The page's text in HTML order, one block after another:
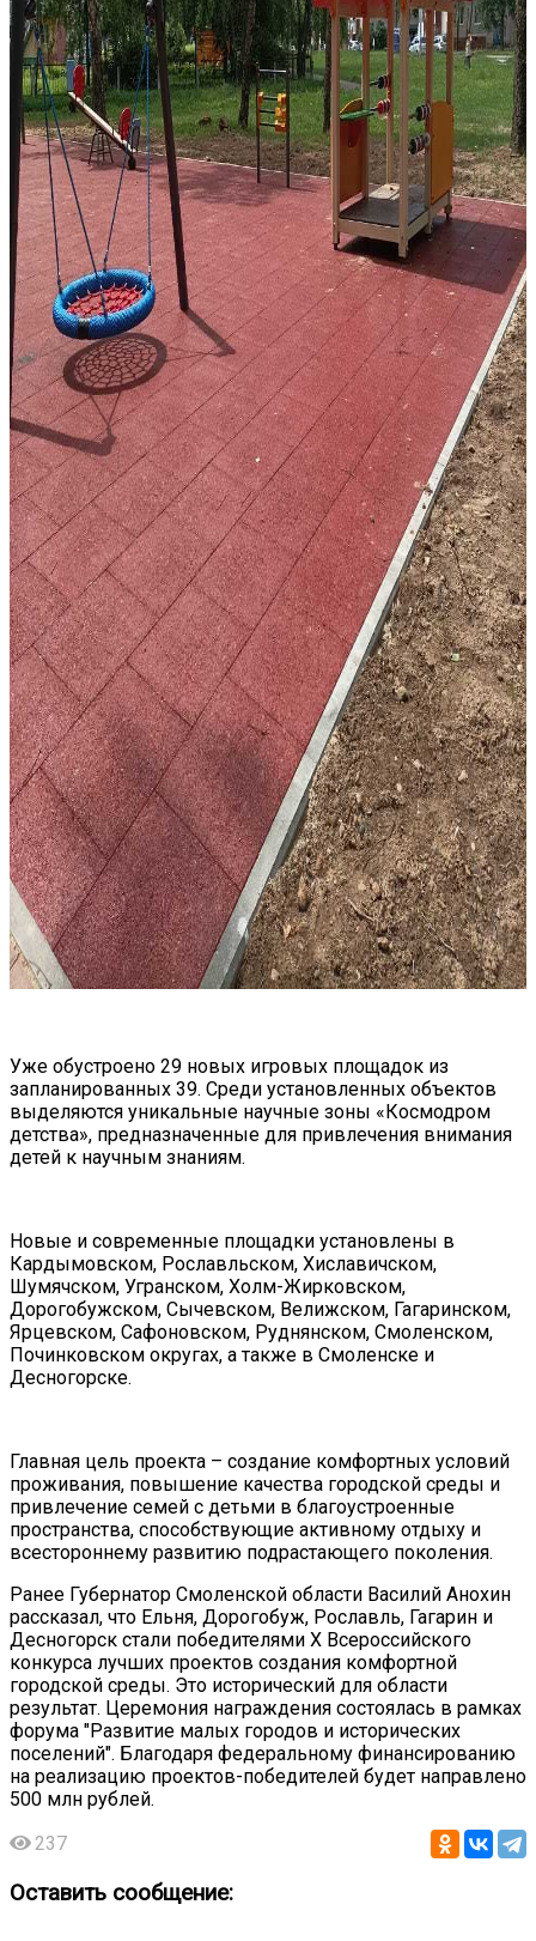
Уже обустроено 29 новых игровых площадок из
запланированных 39. Среди установленных объектов
выделяются уникальные научные зоны «Космодром
детства», предназначенные для привлечения внимания
детей к научным знаниям.
Новые и современные площадки установлены в
Кардымовском, Рославльском, Хиславичском,
Шумячском, Угранском, Холм-Жирковском,
Дорогобужском, Сычевском, Велижском, Гагаринском,
Ярцевском, Сафоновском, Руднянском, Смоленском,
Починковском округах, а также в Смоленске и
Десногорске.
Главная цель проекта – создание комфортных условий
проживания, повышение качества городской среды и
привлечение семей с детьми в благоустроенные
пространства, способствующие активному отдыху и
всестороннему развитию подрастающего поколения.
Ранее Губернатор Смоленской области Василий Анохин
рассказал, что Ельня, Дорогобуж, Рославль, Гагарин и
Десногорск стали победителями X Всероссийского
конкурса лучших проектов создания комфортной
городской среды. Это исторический для области
результат. Церемония награждения состоялась в рамках
форума "Развитие малых городов и исторических
поселений". Благодаря федеральному финансированию
на реализацию проектов-победителей будет направлено
500 млн рублей.
237
Оставить сообщение: